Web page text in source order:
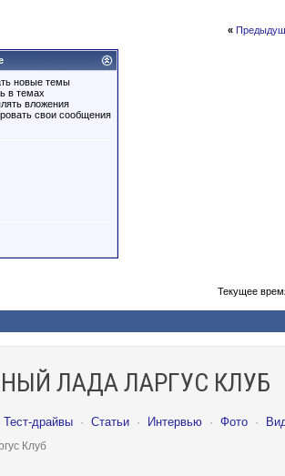
«
новые темы
в темах
вложения
свои сообщения
Текущее
ЛАДА ЛАРГУС КЛУБ
Тест-драйвы · Статьи · Интервью · Фото ·
Клуб